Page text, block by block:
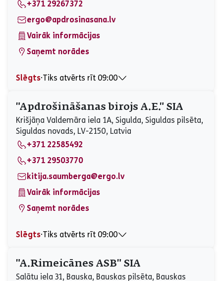
+371 29267372
ergo@apdrosinasana.lv
Vairāk informācijas
Saņemt norādes
Slēgts⋅Tiks atvērts rīt 09:00
Otrdiena
09:00 - 13:00, 14:00 - 17:00
Trešdiena
09:00 - 13:00, 14:00 - 17:00
Ceturtdiena
09:00 - 13:00, 14:00 - 17:00
Piektdiena
09:00 - 13:00, 14:00 - 17:00
Sestdiena
Slēgts
Svētdiena
Slēgts
"Apdrošināšanas birojs A.E." SIA
Krišjāņa Valdemāra iela 1A, Sigulda, Siguldas pilsēta,
Siguldas novads, LV-2150, Latvia
+371 22585492
+371 29503770
kitija.saumberga@ergo.lv
Vairāk informācijas
Saņemt norādes
Slēgts⋅Tiks atvērts rīt 09:00
Otrdiena
09:00 - 15:00
Trešdiena
09:00 - 15:00
"A.Rimeicānes ASB" SIA
Salātu iela 31, Bauska, Bauskas pilsēta, Bauskas